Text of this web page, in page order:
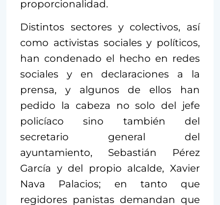
proporcionalidad.
Distintos sectores y colectivos, así
como activistas sociales y políticos,
han condenado el hecho en redes
sociales y en declaraciones a la
prensa, y algunos de ellos han
pedido la cabeza no solo del jefe
policíaco sino también del
secretario general del
ayuntamiento, Sebastián Pérez
García y del propio alcalde, Xavier
Nava Palacios; en tanto que
regidores panistas demandan que